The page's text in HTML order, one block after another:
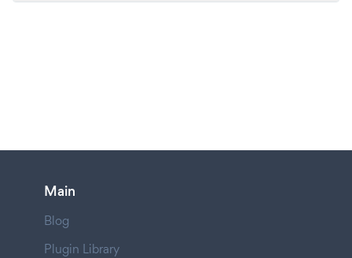
Main
Blog
Plugin Library